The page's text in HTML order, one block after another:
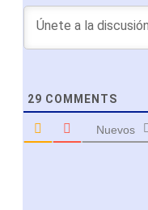
29 COMMENTS
Nuevos